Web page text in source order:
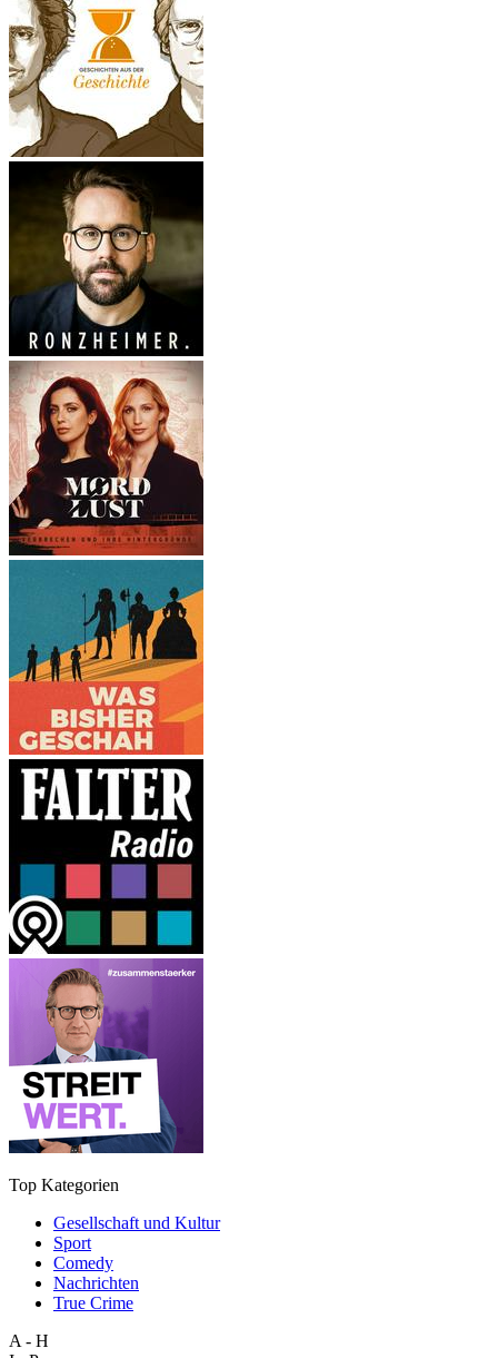
Top Kategorien
Gesellschaft und Kultur
Sport
Comedy
Nachrichten
True Crime
A - H